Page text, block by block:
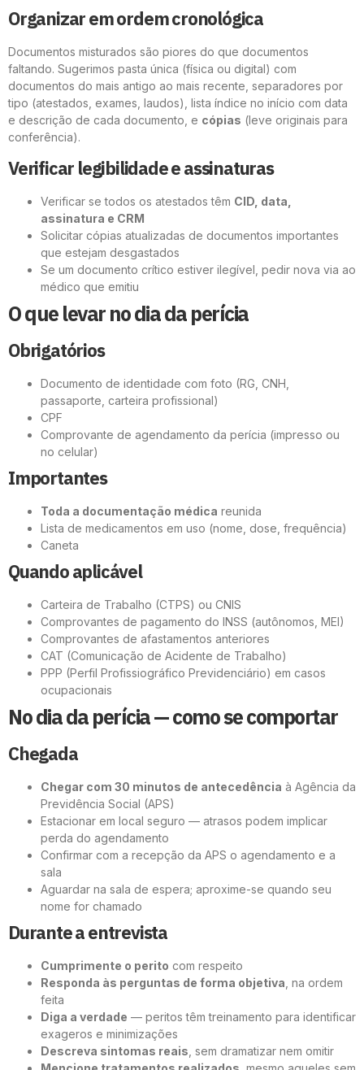
Organizar em ordem cronológica
Documentos misturados são piores do que documentos
faltando. Sugerimos pasta única (física ou digital) com
documentos do mais antigo ao mais recente, separadores por
tipo (atestados, exames, laudos), lista índice no início com data
e descrição de cada documento, e cópias (leve originais para
conferência).
Verificar legibilidade e assinaturas
Verificar se todos os atestados têm CID, data,
assinatura e CRM
Solicitar cópias atualizadas de documentos importantes
que estejam desgastados
Se um documento crítico estiver ilegível, pedir nova via ao
médico que emitiu
O que levar no dia da perícia
Obrigatórios
Documento de identidade com foto (RG, CNH,
passaporte, carteira profissional)
CPF
Comprovante de agendamento da perícia (impresso ou
no celular)
Importantes
Toda a documentação médica reunida
Lista de medicamentos em uso (nome, dose, frequência)
Caneta
Quando aplicável
Carteira de Trabalho (CTPS) ou CNIS
Comprovantes de pagamento do INSS (autônomos, MEI)
Comprovantes de afastamentos anteriores
CAT (Comunicação de Acidente de Trabalho)
PPP (Perfil Profissiográfico Previdenciário) em casos
ocupacionais
No dia da perícia — como se comportar
Chegada
Chegar com 30 minutos de antecedência à Agência da
Previdência Social (APS)
Estacionar em local seguro — atrasos podem implicar
perda do agendamento
Confirmar com a recepção da APS o agendamento e a
sala
Aguardar na sala de espera; aproxime-se quando seu
nome for chamado
Durante a entrevista
Cumprimente o perito com respeito
Responda às perguntas de forma objetiva , na ordem
feita
Diga a verdade — peritos têm treinamento para identificar
exageros e minimizações
Descreva sintomas reais , sem dramatizar nem omitir